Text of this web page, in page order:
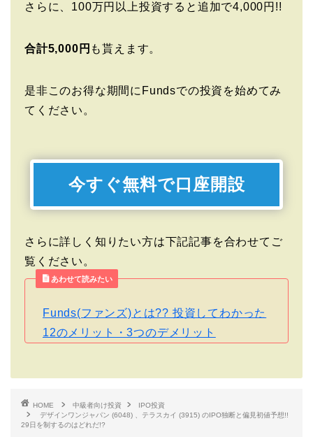
さらに、100万円以上投資すると追加で4,000円!!
合計5,000円 も貰えます。
是非このお得な期間にFundsでの投資を始めてみ
てください。
今すぐ無料で口座開設
さらに詳しく知りたい方は下記記事を合わせてご
覧ください。
あわせて読みたい
Funds(ファンズ)とは?? 投資してわかった
12のメリット・3つのデメリット
HOME 中級者向け投資
IPO投資
デザインワンジャパン (6048) 、テラスカイ (3915) のIPO独断と偏見初値予想!!
29日を制するのはどれだ!?